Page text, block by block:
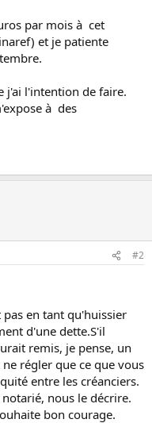
par mois à cet
et je patiente
j'ai l'intention de faire.
à des
#2
pas en tant qu'huissier
d'une dette.S'il
remis, je pense, un
régler que ce que vous
entre les créanciers.
nous le décrire.
bon courage.